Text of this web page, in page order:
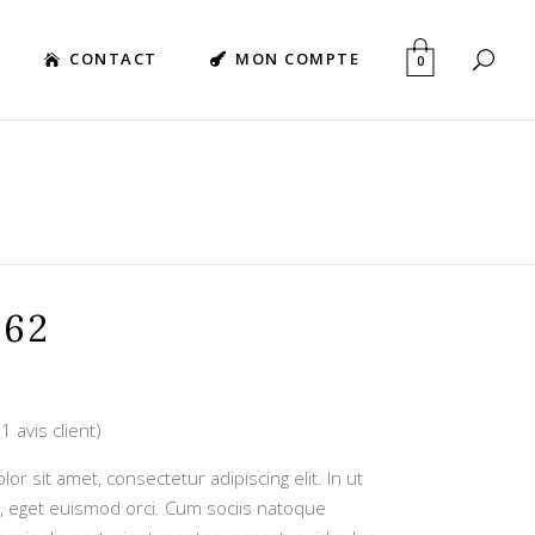
CONTACT MON COMPTE 0
1 avis client)
sit amet, consectetur adipiscing elit. In ut
eget euismod orci. Cum sociis natoque